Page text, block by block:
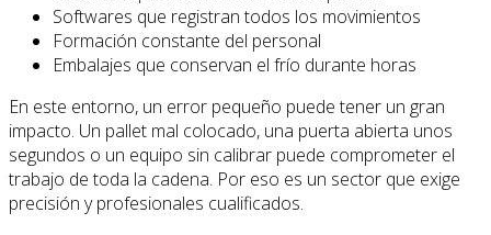
Softwares que registran todos los movimientos
Formación constante del personal
Embalajes que conservan el frío durante horas
En este entorno, un error pequeño puede tener un gran
impacto. Un pallet mal colocado, una puerta abierta unos
segundos o un equipo sin calibrar puede comprometer el
trabajo de toda la cadena. Por eso es un sector que exige
precisión y profesionales cualificados.